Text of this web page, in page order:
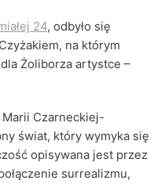
24, odbyło się
na którym
Żoliborza artystce –
Czarneckiej-
świat, który wymyka się
opisywana jest przez
surrealizmu,